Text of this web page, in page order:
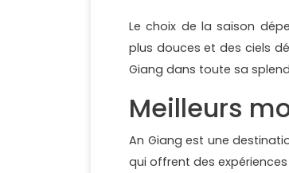
Le choix de la saison
plus douces et des ciels
Giang dans toute sa
Meilleurs
An Giang est une
qui offrent des expériences